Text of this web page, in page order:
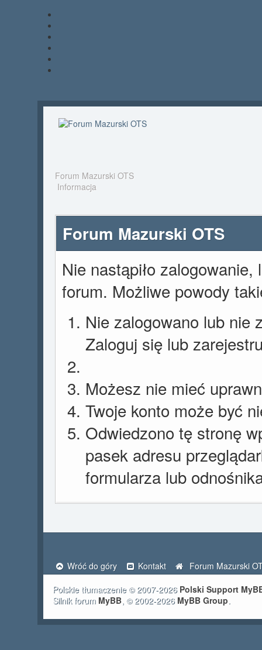
Forum Mazurski OTS
Informacja
Forum Mazurski OTS
Nie nastąpiło
forum. Możliwe powody
Nie zalogowano lub nie
Zaloguj się lub
Możesz nie mieć
Twoje konto może być
Odwiedzono tę stronę
pasek adresu
formularza lub
Wróć do góry Kontakt
Forum Mazurski
Polskie tłumaczenie © 2007-2026 Polski Support
Silnik forum MyBB, © 2002-2026 MyBB Group .